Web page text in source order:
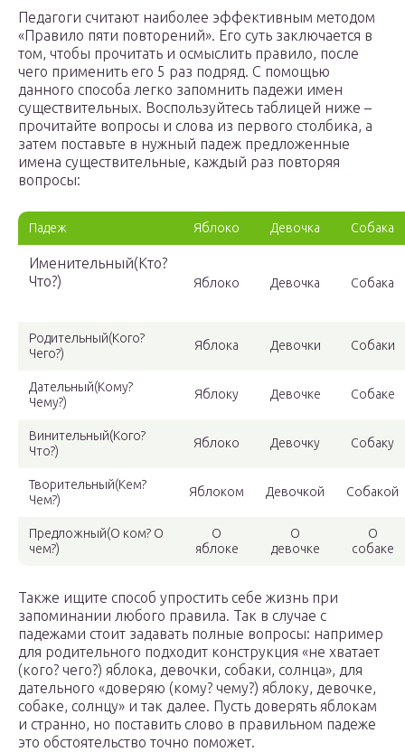
Педагоги считают наиболее эффективным методом
«Правило пяти повторений». Его суть заключается в
том, чтобы прочитать и осмыслить правило, после
чего применить его 5 раз подряд. С помощью
данного способа легко запомнить падежи имен
существительных. Воспользуйтесь таблицей ниже –
прочитайте вопросы и слова из первого столбика, а
затем поставьте в нужный падеж предложенные
имена существительные, каждый раз повторяя
вопросы:
Падеж Яблоко Девочка Собака
Именительный(Кто?
Что?)
Яблоко Девочка Собака
Родительный(Кого?
Чего?)
Яблока Девочки Собаки
Дательный(Кому?
Чему?)
Яблоку Девочке Собаке
Винительный(Кого?
Что?)
Яблоко Девочку Собаку
Творительный(Кем?
Чем?)
Яблоком Девочкой Собакой
Предложный(О ком? О
чем?)
О
яблоке
О
девочке
О
собаке
Также ищите способ упростить себе жизнь при
запоминании любого правила. Так в случае с
падежами стоит задавать полные вопросы: например
для родительного подходит конструкция «не хватает
(кого? чего?) яблока, девочки, собаки, солнца», для
дательного «доверяю (кому? чему?) яблоку, девочке,
собаке, солнцу» и так далее. Пусть доверять яблокам
и странно, но поставить слово в правильном падеже
это обстоятельство точно поможет.